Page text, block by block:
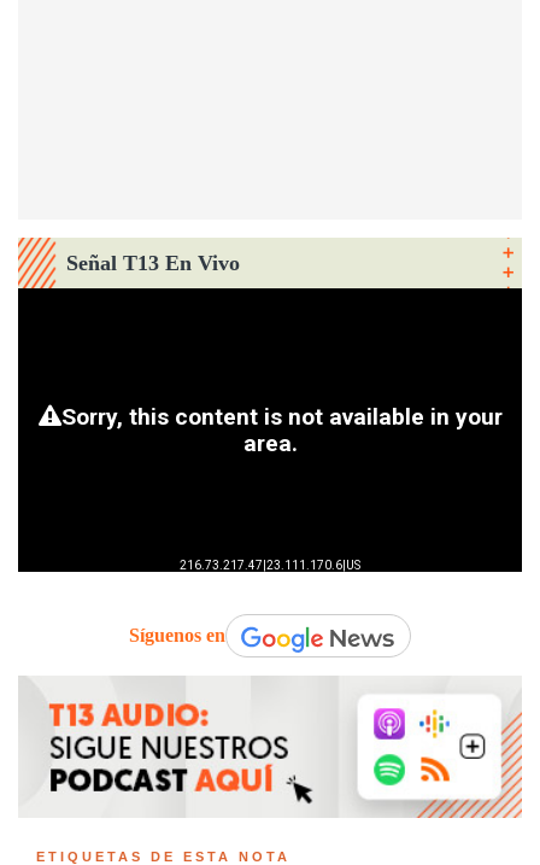
Señal T13 En Vivo
Síguenos en
ETIQUETAS DE ESTA NOTA